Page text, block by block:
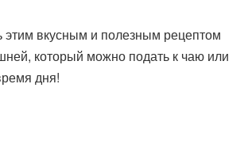
этим вкусным и полезным рецептом
который можно подать к чаю или
дня!